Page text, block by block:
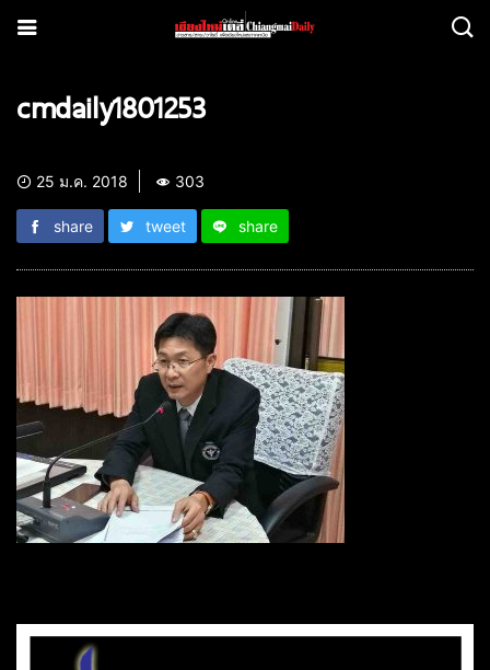
cmdaily1801253
25 ม.ค. 2018 303
share tweet share